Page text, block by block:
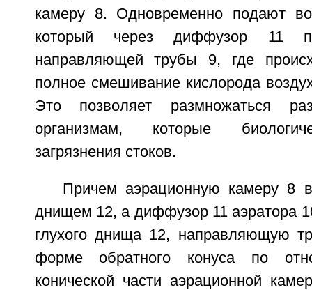
камеру 8. Одновременно подают
который через диффузор 11
направляющей трубы 9, где
полное смешивание кислорода
Это позволяет размножаться
организмам, которые
загрязнения стоков.
Причем аэрационную камеру 8
днищем 12, а диффузор 11 аэратора
глухого днища 12, направляющую
форме обратного конуса по
конической части аэрационной